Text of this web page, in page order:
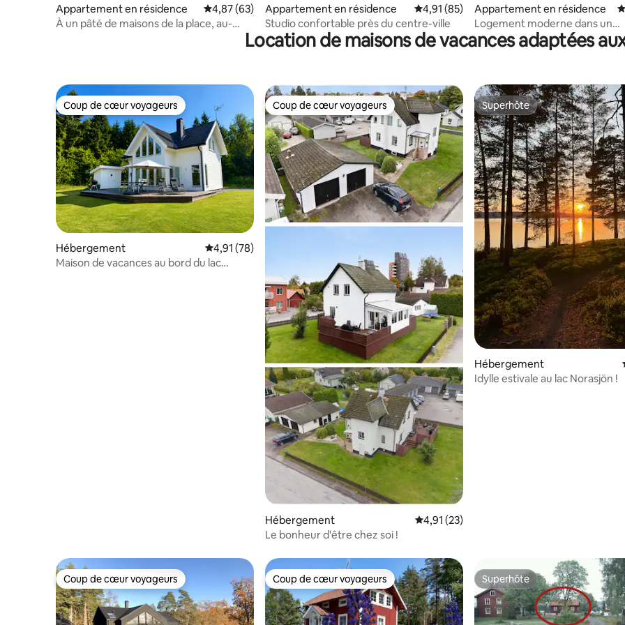
Appartement en résidence Évaluation moyenne sur la base de 63 commentaires : 4,87 sur 5
4,87 (63)
À un pâté de maisons de la place, au-
Appartement en résidence Évaluation moyenne sur la base de 85
4,91 (85)
Studio confortable près du centre-ville
Appartement en résidence
Logement moderne dans un
environnement naturel !
Location de maisons de vacances adaptées
Coup de cœur voyageurs
Coup de cœur voyageurs
Hébergement Évaluation moyenne sur la base de 78 commentaires : 4,91 sur 5
4,91 (78)
Maison de vacances au bord du lac
Coup de cœur voyageurs
Coup de cœur voyageurs
Hébergement Évaluation moyenne sur la base de 23
4,91 (23)
Le bonheur d'être chez soi !
Superhôte
Superhôte
Hébergement
Idylle estivale au lac Norasjön !
Coup de cœur voyageurs
Coup de cœur voyageurs Coup de cœur voyageurs
Coup de cœur voyageurs Superhôte
Superhôte